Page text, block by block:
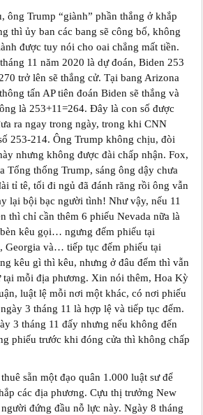
ông Trump “giành” phần thắng ở khắp
thì ủy ban các bang sẽ công bố, không
được tuy nói cho oai chẳng mất tiền.
11 năm 2020 là dự đoán, Biden 253
trở lên sẽ thắng cử. Tại bang Arizona
tấn AP tiên đoán Biden sẽ thắng và
là 253+11=264. Đây là con số được
ra ngay trong ngày, trong khi CNN
253-214. Ông Trump không chịu, đòi
nhưng không được đài chấp nhận. Fox,
Tổng thống Trump, sáng ông dậy chưa
tỉ tê, tối đi ngủ đã đánh răng rồi ông vẫn
lại bội bạc người tình! Như vậy, nếu 11
thì chỉ cần thêm 6 phiếu Nevada nữa là
kêu gọi… ngưng đếm phiếu tại
Georgia và… tiếp tục đếm phiếu tại
kêu gì thì kêu, nhưng ở đâu đếm thì vẫn
tại mỗi địa phương. Xin nói thêm, Hoa Kỳ
luật lệ mỗi nơi một khác, có nơi phiếu
3 tháng 11 là hợp lệ và tiếp tục đếm.
3 tháng 11 đấy nhưng nếu không đến
phiếu trước khi đóng cửa thì không chấp
sẵn một đạo quân 1.000 luật sư để
các địa phương. Cựu thị trưởng New
đứng đầu nỗ lực này. Ngày 8 tháng